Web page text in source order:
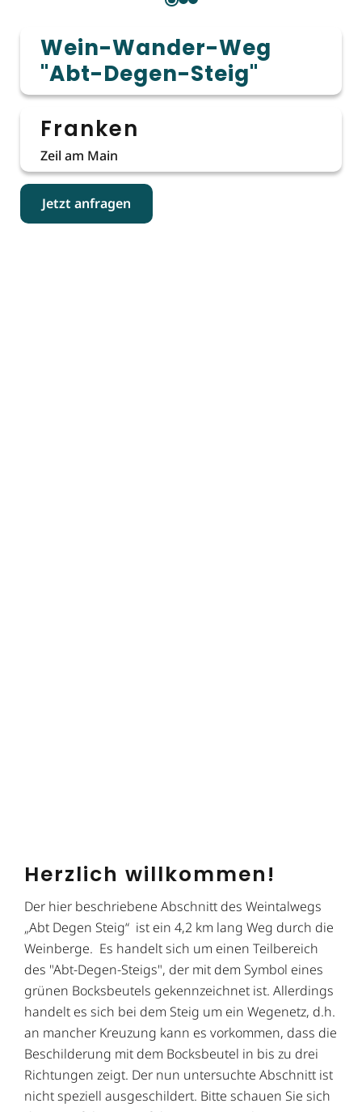
Wein-Wander-Weg
"Abt-Degen-Steig"
Franken
Zeil am Main
Jetzt anfragen
Herzlich willkommen!
Der hier beschriebene Abschnitt des Weintalwegs
„Abt Degen Steig“ ist ein 4,2 km lang Weg durch die
Weinberge. Es handelt sich um einen Teilbereich
des "Abt-Degen-Steigs", der mit dem Symbol eines
grünen Bocksbeutels gekennzeichnet ist. Allerdings
handelt es sich bei dem Steig um ein Wegenetz, d.h.
an mancher Kreuzung kann es vorkommen, dass die
Beschilderung mit dem Bocksbeutel in bis zu drei
Richtungen zeigt. Der nun untersuchte Abschnitt ist
nicht speziell ausgeschildert. Bitte schauen Sie sich